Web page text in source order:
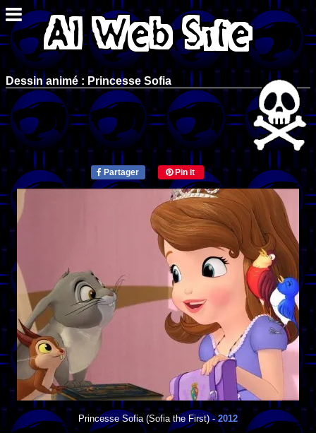
Dessin animé : Princesse Sofia
Partager Pin it
Princesse Sofia (Sofia the First) -2012